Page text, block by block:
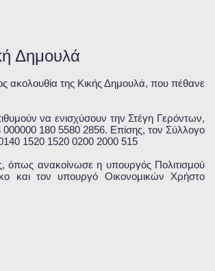
Δημουλά
ακολουθία της Κικής Δημουλά, που πέθανε
να ενισχύσουν την Στέγη Γερόντων,
180 5580 2856. Επίσης, τον Σύλλογο
1520 1520 0200 2000 515
όπως ανακοίνωσε η υπουργός Πολιτισμού
και τον υπουργό Οικονομικών Χρήστο